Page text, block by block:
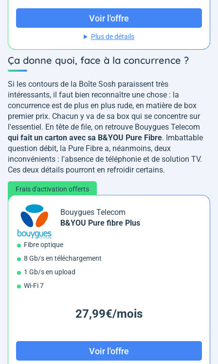
Voir l'offre
Plus de détails
Ça donne quoi, face à la concurrence ?
Si les contours de la Boîte Sosh paraissent très
intéressants, il faut bien reconnaître une chose : la
concurrence est de plus en plus rude, en matière de box
premier prix. Chacun y va de sa box qui se concentre sur
l'essentiel. En tête de file, on retrouve Bouygues Telecom
qui fait un carton avec sa B&YOU Pure Fibre. Imbattable
question débit, la Pure Fibre a, néanmoins, deux
inconvénients : l'absence de téléphonie et de solution TV.
Ces deux détails pourront en refroidir certains.
Frais d'activation offerts
Bouygues Telecom
B&YOU Pure fibre Plus
Fibre optique
8 Gb/s en téléchargement
1 Gb/s en upload
Wi-Fi 7
27,99€/mois
Voir l'offre